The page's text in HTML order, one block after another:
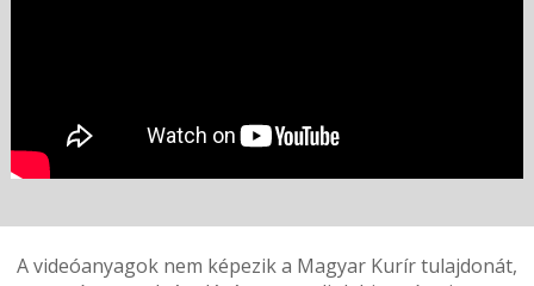
A videóanyagok nem képezik a Magyar Kurír tulajdonát,